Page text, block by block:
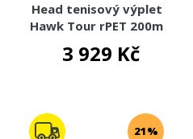
Head tenisový výplet
Hawk Tour rPET 200m
3 929 Kč
21%